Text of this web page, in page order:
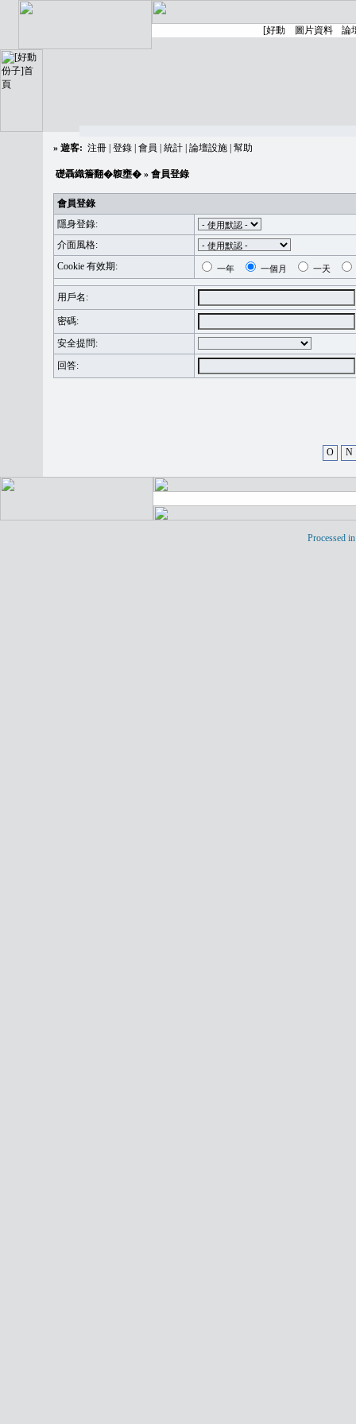
» 遊客: 注冊 登錄 會員 統計 論壇設施 幫助
礎聶織簷翻�䪖壅� » 會員登錄
會員登錄
隱身登錄:
介面風格:
Cookie 有效期:
一年 一個月 一天
用戶名:
密碼:
安全提問:
回答:
O N
Processed